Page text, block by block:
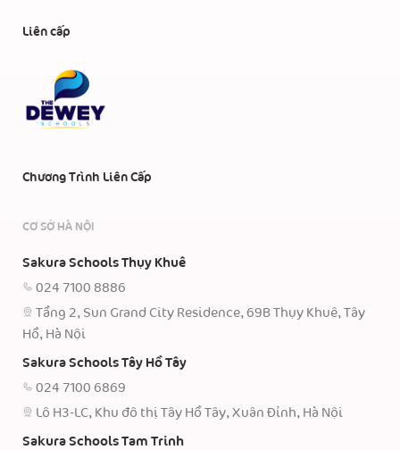
Liên cấp
Chương Trình Liên Cấp
CƠ SỞ HÀ NỘI
Sakura Schools Thụy Khuê
024 7100 8886
Tầng 2, Sun Grand City Residence, 69B Thụy Khuê, Tây
Hồ, Hà Nội
Sakura Schools Tây Hồ Tây
024 7100 6869
Lô H3-LC, Khu đô thị Tây Hồ Tây, Xuân Đỉnh, Hà Nội
Sakura Schools Tam Trinh